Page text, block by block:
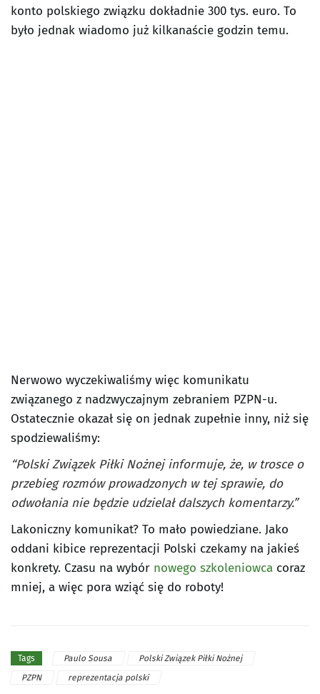
konto polskiego związku dokładnie 300 tys. euro. To
było jednak wiadomo już kilkanaście godzin temu.
Nerwowo wyczekiwaliśmy więc komunikatu
związanego z nadzwyczajnym zebraniem PZPN-u.
Ostatecznie okazał się on jednak zupełnie inny, niż się
spodziewaliśmy:
“Polski Związek Piłki Nożnej informuje, że, w trosce o
przebieg rozmów prowadzonych w tej sprawie, do
odwołania nie będzie udzielał dalszych komentarzy.”
Lakoniczny komunikat? To mało powiedziane. Jako
oddani kibice reprezentacji Polski czekamy na jakieś
konkrety. Czasu na wybór nowego szkoleniowca coraz
mniej, a więc pora wziąć się do roboty!
Tags Paulo Sousa
Polski Związek Piłki Nożnej
PZPN
reprezentacja polski